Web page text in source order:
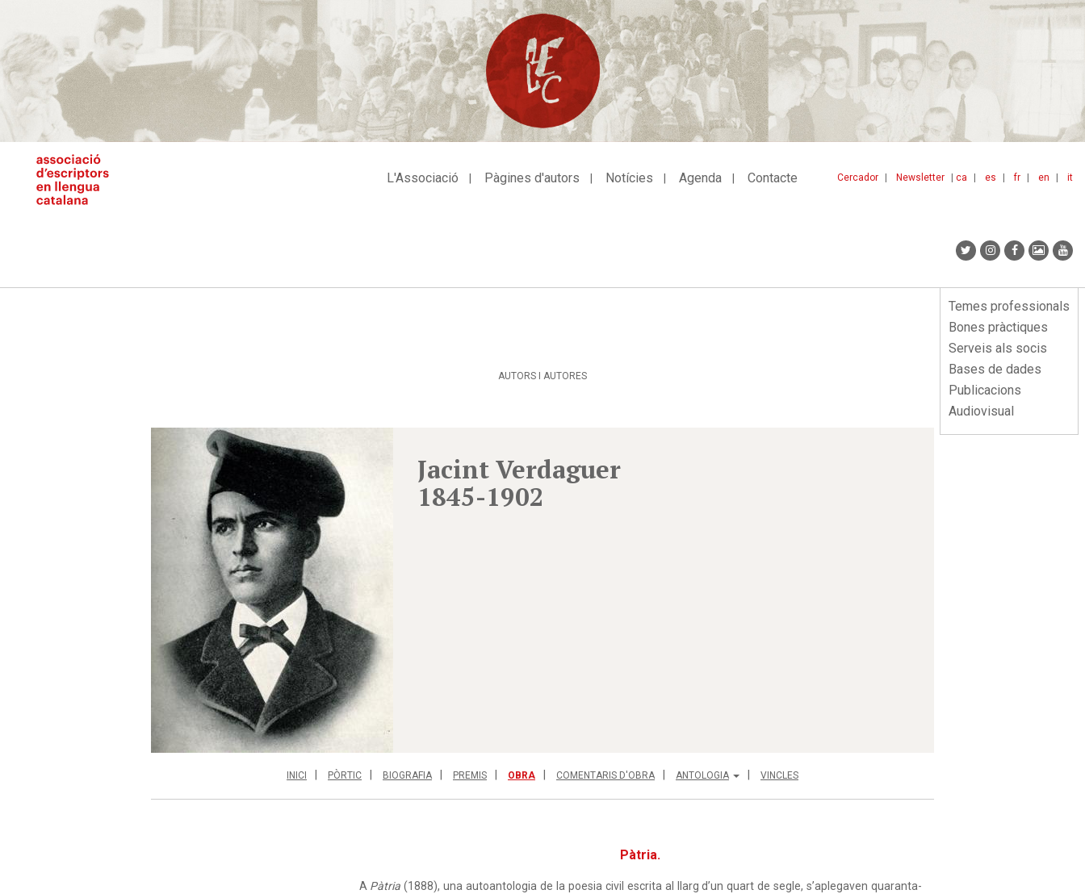
contingut
ca es fr en it
Cercador Newsletter
L'Associació Pàgines d'autors Notícies Agenda Contacte
Menu
lateral
Temes professionals
Bones pràctiques
Serveis als socis
Bases de dades
Publicacions
Audiovisual
AUTORS I AUTORES
Jacint Verdaguer
1845-1902
INICI PÒRTIC BIOGRAFIA PREMIS OBRA COMENTARIS D'OBRA ANTOLOGIA VINCLES
Pàtria.
A Pàtria (1888), una autoantologia de la poesia civil escrita al llarg d’un quart de segle, s’aplegaven quaranta-